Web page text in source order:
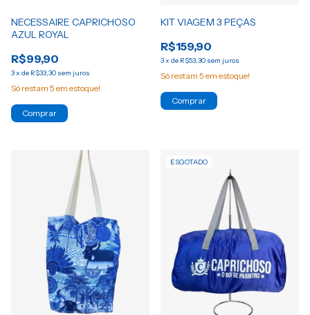
NECESSAIRE CAPRICHOSO
AZUL ROYAL
R$99,90
3x de R$33,30 sem juros
Só restam 5 em estoque!
KIT VIAGEM 3 PEÇAS
R$159,90
3x de R$53,30 sem juros
Só restam 5 em estoque!
ESGOTADO